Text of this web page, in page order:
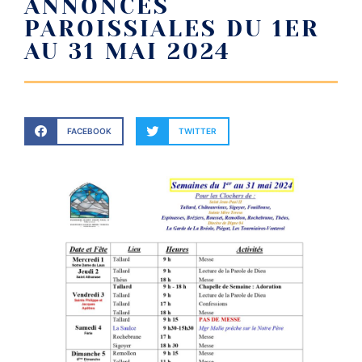
ANNONCES
PAROISSIALES DU 1ER
AU 31 MAI 2024
FACEBOOK TWITTER